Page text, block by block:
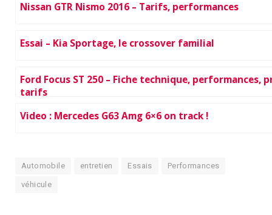
Nissan GTR Nismo 2016 – Tarifs, performances
Essai – Kia Sportage, le crossover familial
Ford Focus ST 250 – Fiche technique, performances,
tarifs
Video : Mercedes G63 Amg 6×6 on track !
Automobile entretien Essais Performances
véhicule